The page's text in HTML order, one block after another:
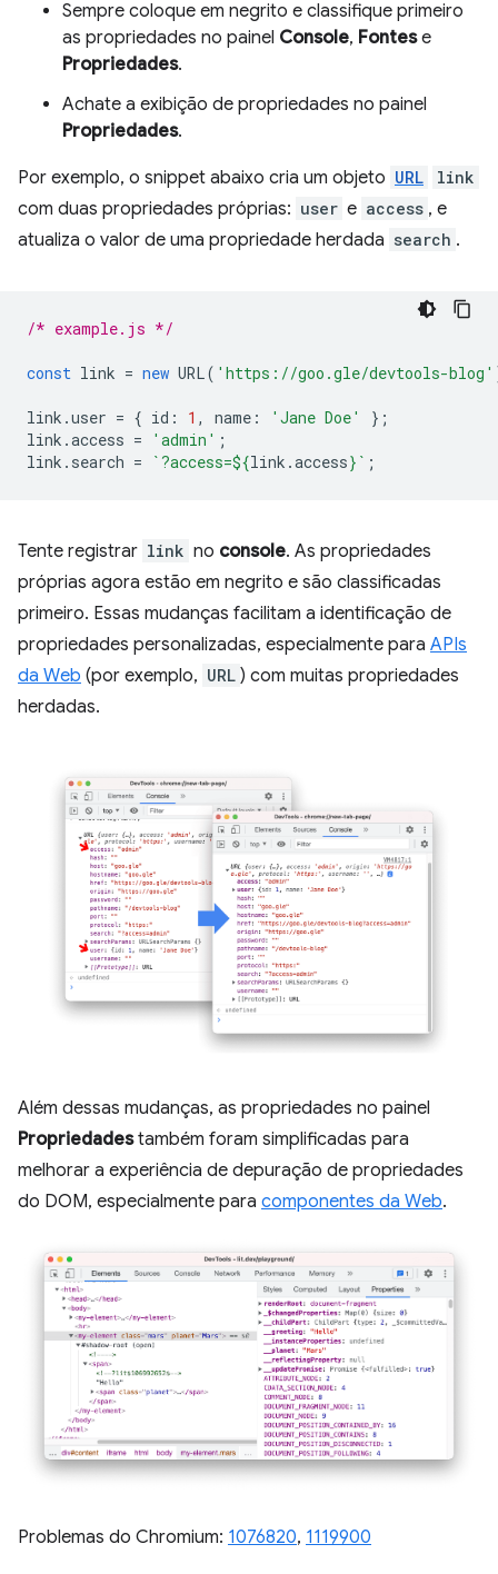
Sempre coloque em negrito e classifique primeiro
as propriedades no painel Console, Fontese
Propriedades.
Achate a exibição de propriedades no painel
Propriedades.
Por exemplo, o snippet abaixo cria um objeto URL link
com duas propriedades próprias: user e access , e
atualiza o valor de uma propriedade herdada search .
/* example.js */
const link = new URL( 'https://goo.gle/devtools-blog'
link .user = { id : 1 , name : 'Jane Doe'
};
link .access = 'admin' ;
link . search = `?access=${link .access} ` ;
Tente registrar link no console. As propriedades
próprias agora estão em negrito e são classificadas
primeiro. Essas mudanças facilitam a identificação de
propriedades personalizadas, especialmente para APIs
da Web (por exemplo, URL ) com muitas propriedades
herdadas.
Além dessas mudanças, as propriedades no painel
Propriedadestambém foram simplificadas para
melhorar a experiência de depuração de propriedades
do DOM, especialmente para componentes da Web.
Problemas do Chromium: 1076820, 1119900